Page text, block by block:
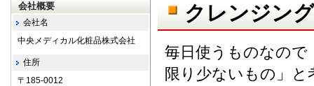
クレンジン
毎日使うものなので
限り少ないもの」
会社概要
会社名
中央メディカル化粧品株式会社
住所
〒185-0012